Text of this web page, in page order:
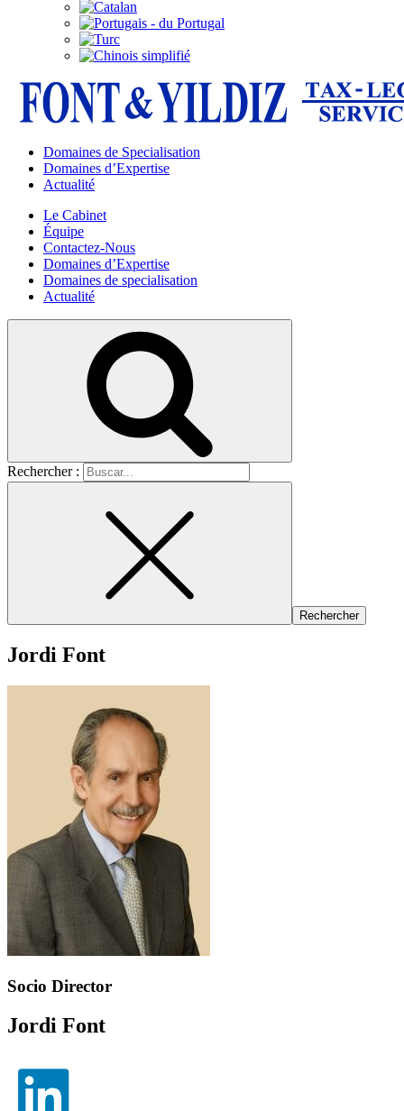
Domaines de Specialisation
Domaines d’Expertise
Actualité
Le Cabinet
Équipe
Contactez-Nous
Domaines d’Expertise
Domaines de specialisation
Actualité
Rechercher :
Jordi Font
Socio Director
Jordi Font